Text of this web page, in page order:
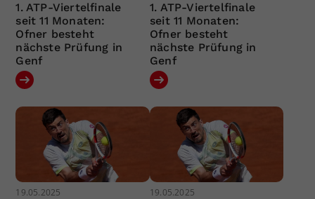
1. ATP-Viertelfinale
seit 11 Monaten:
Ofner besteht
nächste Prüfung in
Genf
1. ATP-Viertelfinale
seit 11 Monaten:
Ofner besteht
nächste Prüfung in
Genf
19.05.2025 19.05.2025